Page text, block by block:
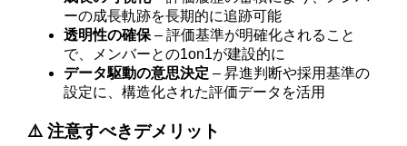
ーの成長軌跡を長期的に追跡可能
透明性の確保 – 評価基準が明確化されること
で、メンバーとの1on1が建設的に
データ駆動の意思決定 – 昇進判断や採用基準の
設定に、構造化された評価データを活用
⚠️ 注意すべきデメリット